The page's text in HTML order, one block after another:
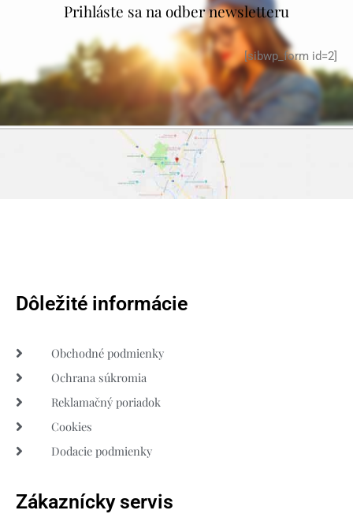
Prihláste sa na odber newsletteru
[sibwp_form id=2]
Dôležité informácie
Obchodné podmienky
Ochrana súkromia
Reklamačný poriadok
Cookies
Dodacie podmienky
Zákaznícky servis